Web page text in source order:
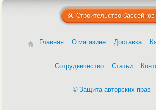
Строительство бассейнов
Главная О магазине Доставка
Сотрудничество Статьи
© Защита авторских прав